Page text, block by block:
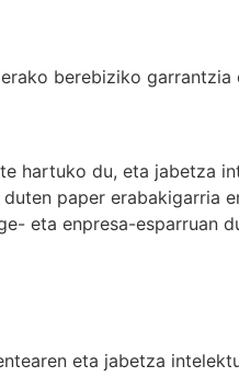
berebiziko
hartuko du, eta jabetza
paper erabakigarria
eta enpresa-esparruan
eta jabetza